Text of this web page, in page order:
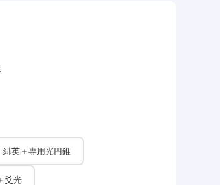
英＋専用光円錐
爻光